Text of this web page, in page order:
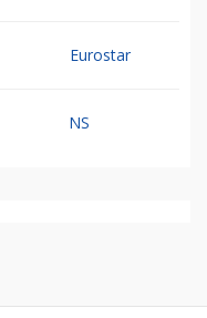
Eurostar
NS